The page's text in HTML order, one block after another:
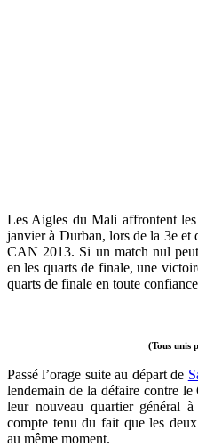
Les Aigles du Mali affrontent
janvier à Durban, lors de la 3e et
CAN 2013. Si un match nul
en les quarts de finale, une
quarts de finale en toute
(Tous unis
Passé l’orage suite au départ de
lendemain de la défaire contre
leur nouveau quartier général
compte tenu du fait que les
au même moment.